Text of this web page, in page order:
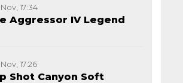
17:34
Aggressor IV Legend
17:26
Shot Canyon Soft